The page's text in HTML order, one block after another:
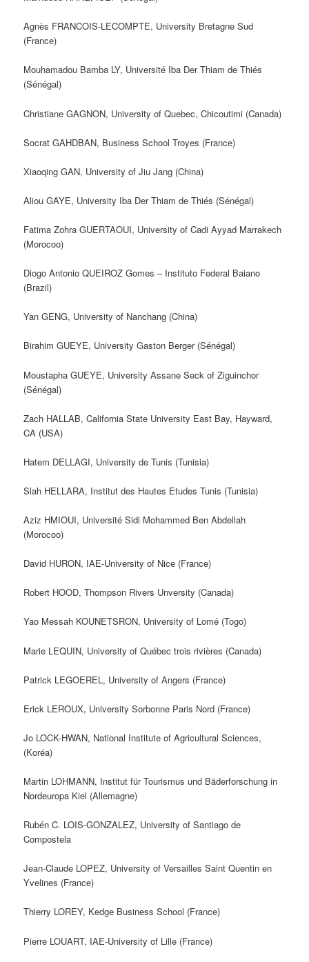
Agnès FRANCOIS-LECOMPTE, University Bretagne Sud
(France)
Mouhamadou Bamba LY, Université Iba Der Thiam de Thiés
(Sénégal)
Christiane GAGNON, University of Quebec, Chicoutimi (Canada)
Socrat GAHDBAN, Business School Troyes (France)
Xiaoqing GAN, University of Jiu Jang (China)
Aliou GAYE, University Iba Der Thiam de Thiés (Sénégal)
Fatima Zohra GUERTAOUI, University of Cadi Ayyad Marrakech
(Morocoo)
Diogo Antonio QUEIROZ Gomes – Instituto Federal Baiano
(Brazil)
Yan GENG, University of Nanchang (China)
Birahim GUEYE, University Gaston Berger (Sénégal)
Moustapha GUEYE, University Assane Seck of Ziguinchor
(Sénégal)
Zach HALLAB, California State University East Bay, Hayward,
CA (USA)
Hatem DELLAGI, University de Tunis (Tunisia)
Slah HELLARA, Institut des Hautes Etudes Tunis (Tunisia)
Aziz HMIOUI, Université Sidi Mohammed Ben Abdellah
(Morocoo)
David HURON, IAE-University of Nice (France)
Robert HOOD, Thompson Rivers Unversity (Canada)
Yao Messah KOUNETSRON, University of Lomé (Togo)
Marie LEQUIN, University of Québec trois rivières (Canada)
Patrick LEGOEREL, University of Angers (France)
Erick LEROUX, University Sorbonne Paris Nord (France)
Jo LOCK-HWAN, National Institute of Agricultural Sciences,
(Koréa)
Martin LOHMANN, Institut für Tourismus und Bäderforschung in
Nordeuropa Kiel (Allemagne)
Rubén C. LOIS-GONZALEZ, University of Santiago de
Compostela
Jean-Claude LOPEZ, University of Versailles Saint Quentin en
Yvelines (France)
Thierry LOREY, Kedge Business School (France)
Pierre LOUART, IAE-University of Lille (France)